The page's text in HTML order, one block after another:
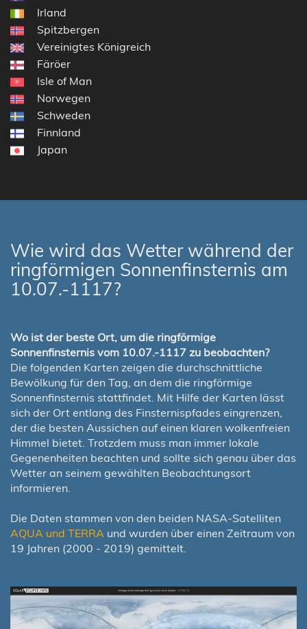
Irland
Spitzbergen
Vereinigtes Königreich
Färöer
Isle of Man
Norwegen
Schweden
Finnland
Japan
Wie wird das Wetter während der
ringförmigen Sonnenfinsternis am
10.07.-1117?
Wo ist der beste Ort, um die ringförmige
Sonnenfinsternis vom 10.07.-1117 zu beobachten?
Die folgenden Karten zeigen die durchschnittliche
Bewölkung für den Tag, an dem die ringförmige
Sonnenfinsternis stattfindet. Mit Hilfe der Karten lässt
sich der Ort entlang des Finsternispfades eingrenzen,
der die besten Aussichen auf einen klaren wolkenfreien
Himmel bietet. Trotzdem muss man immer lokale
Gegenenheiten beachten und sollte sich genau über das
Wetter an seinem gewählten Beobachtungsort
informieren.
Die Daten stammen von den beiden NASA-Satelliten
AQUA und TERRA und wurden über einen Zeitraum von
19 Jahren (2000 - 2019) gemittelt.